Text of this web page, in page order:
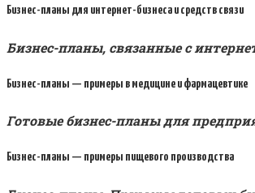
Бизнес-планы для интернет-бизнеса и средств связи
Бизнес-планы, связанные с
Бизнес-планы — примеры в медицине и фармацевтике
Готовые бизнес-планы для
Бизнес-планы — примеры пищевого производства